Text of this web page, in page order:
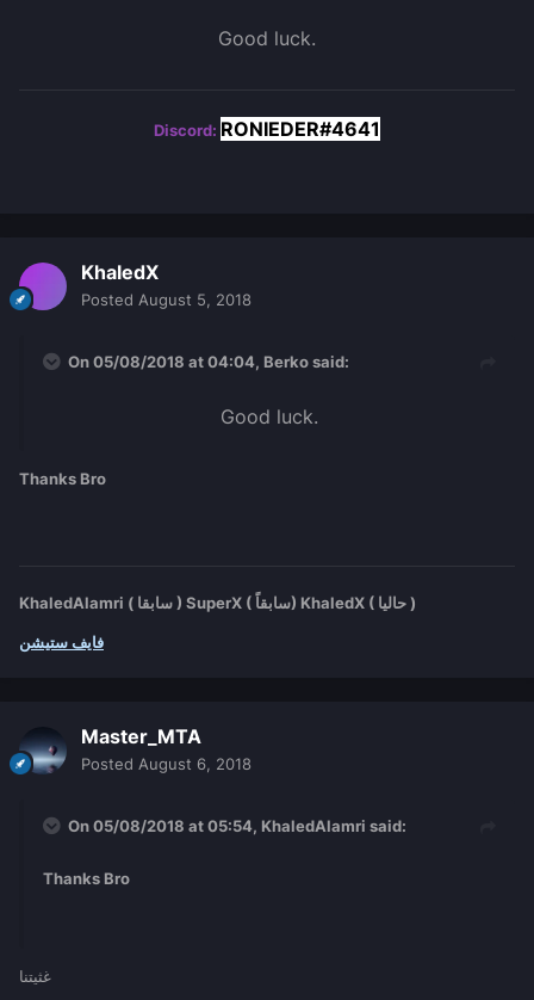
Good luck.
Discord: RONIEDER#4641
KhaledX
Posted August 5, 2018
On 05/08/2018 at 04:04, Berkosaid:
Good luck.
Thanks Bro
KhaledAlamri ( سابقا ) SuperX ( سابقاً) KhaledX ( حاليا )
فايف ستيشن
Master_MTA
Posted August 6, 2018
On 05/08/2018 at 05:54, KhaledAlamri said:
Thanks Bro
غثيتنا